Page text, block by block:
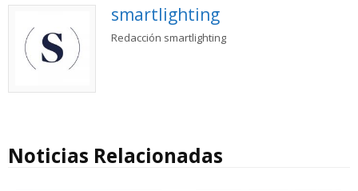
smartlighting
Redacción smartlighting
Noticias Relacionadas